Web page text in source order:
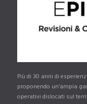
Più di 30 anni di
proponendo un’ampia
operativi dislocati sul